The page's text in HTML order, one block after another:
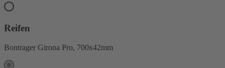
Reifen
Bontrager Girona Pro, 700x42mm